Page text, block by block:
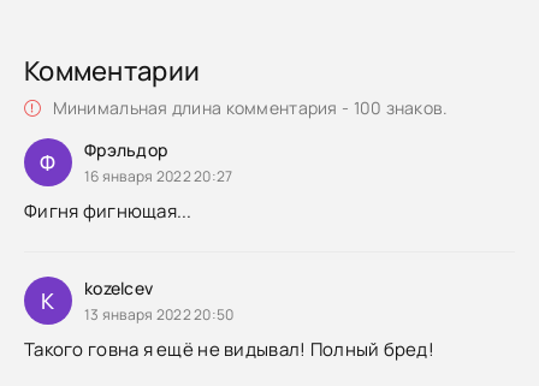
Комментарии
Минимальная длина комментария - 100 знаков.
Ф Фрэльдор
16 января 2022 20:27
Фигня фигнющая...
K kozelcev
13 января 2022 20:50
Такого говна я ещё не видывал! Полный бред!